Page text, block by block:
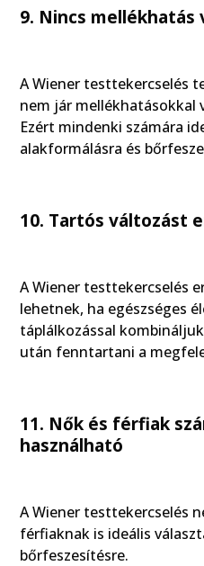
9. Nincs mellékhatás
A Wiener testtekercselés
nem jár mellékhatásokkal
Ezért mindenki számára
alakformálásra és
10. Tartós változást
A Wiener testtekercselés
lehetnek, ha egészséges
táplálkozással
után fenntartani a
11. Nők és férfiak
használható
A Wiener testtekercselés
férfiaknak is ideális
bőrfeszesítésre.